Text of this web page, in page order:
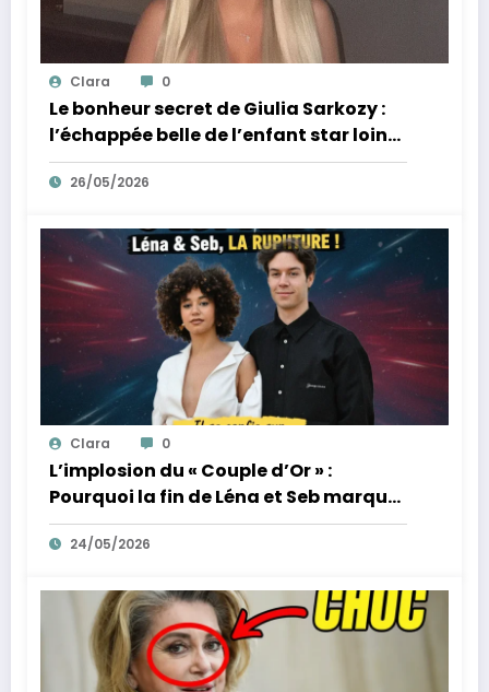
Clara 0
Le bonheur secret de Giulia Sarkozy :
l’échappée belle de l’enfant star loin
des tumultes familiaux.
26/05/2026
Clara 0
L’implosion du « Couple d’Or » :
Pourquoi la fin de Léna et Seb marque
la fin de l’innocence sur YouTube
24/05/2026